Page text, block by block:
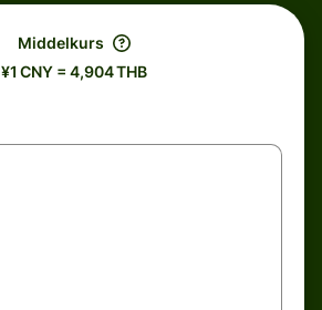
Middelkurs
¥1 CNY = 4,904 THB